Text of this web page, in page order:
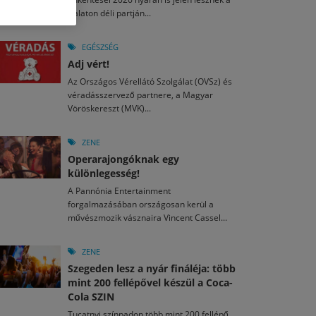
2026. JÚL. 15.
nézők 10 kedvenc filmje 2026 első félévében
2026. JÚL. 3.
án hozzánk is megérkezik a Rocktábor
2026. JÚL. 29.
a jubileumi Művészetek Völgye – még öt
kulturális ünnep
Fesztivál 2026
egy mese: 30 napos mesekihívást indít a Libri
2026. MÁJ. 11.
László kapta az Artisjus Irodalmi Nagydíjat
Balaton déli partján...
EGÉSZSÉG
Adj vért!
Az Országos Vérellátó Szolgálat (OVSz) és
véradásszervező partnere, a Magyar
Vöröskereszt (MVK)...
ZENE
Operarajongóknak egy
különlegesség!
A Pannónia Entertainment
forgalmazásában országosan kerül a
művészmozik vásznaira Vincent Cassel...
ZENE
Szegeden lesz a nyár fináléja: több
mint 200 fellépővel készül a Coca-
Cola SZIN